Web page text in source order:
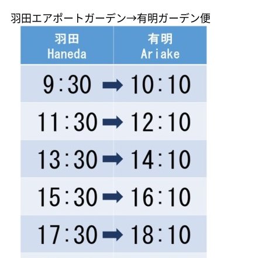
羽田エアポートガーデン→有明ガーデン便